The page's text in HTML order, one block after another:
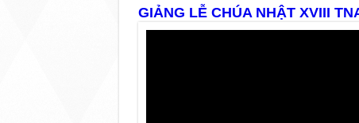
GIẢNG LỄ CHÚA NHẬT XVIII